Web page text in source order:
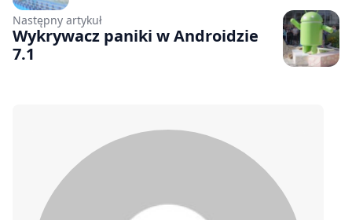
Następny artykuł
Wykrywacz paniki w Androidzie
7.1